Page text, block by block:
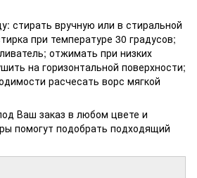
стирать вручную или в стиральной
при температуре 30 градусов;
отжимать при низких
на горизонтальной поверхности;
расчесать ворс мягкой
Ваш заказ в любом цвете и
помогут подобрать подходящий